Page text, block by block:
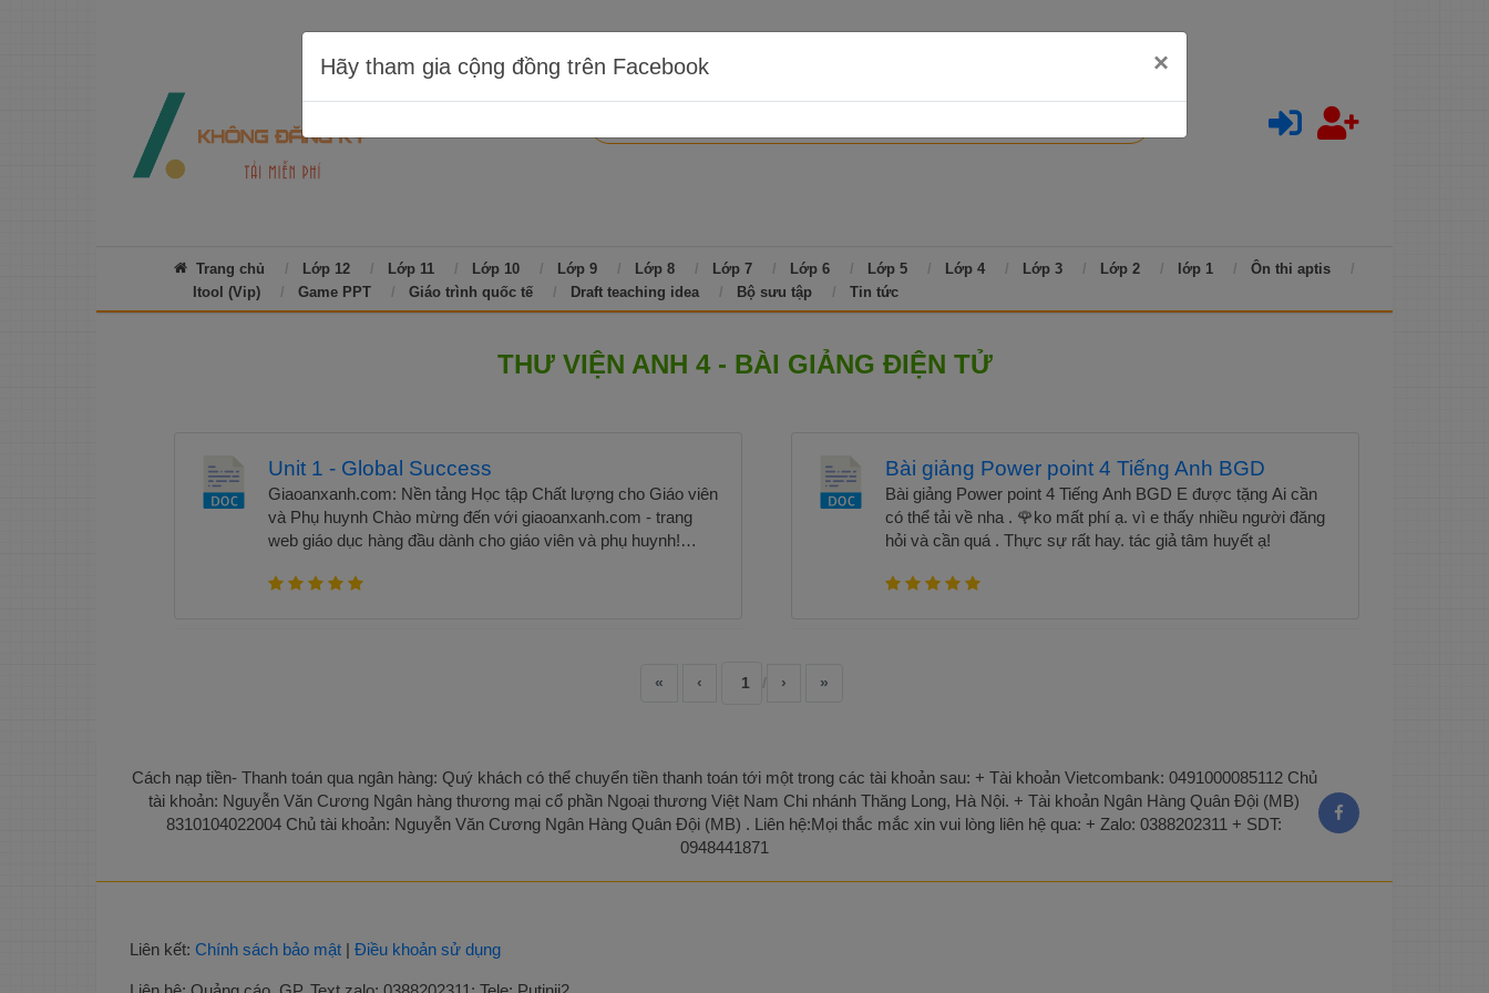
Trang chủ Lớp 12 Lớp 11 Lớp 10 Lớp 9 Lớp 8 Lớp 7 Lớp 6 Lớp 5 Lớp 4 Lớp 3 Lớp 2 lớp 1
Ôn thi aptis
Itool (Vip)
Game PPT Giáo trình quốc tế Draft teaching idea Bộ sưu tập Tin tức
THƯ VIỆN ANH 4 - BÀI GIẢNG ĐIỆN TỬ
Unit 1 - Global Success
Giaoanxanh.com: Nền tảng Học tập Chất lượng cho Giáo viên
và Phụ huynh Chào mừng đến với giaoanxanh.com - trang
web giáo dục hàng đầu dành cho giáo viên và phụ huynh!
các tài liệu giáo dục đa dạng và hữu ích để hỗ trợ công việc
giảng dạy, gợi ý bài giảng, bài kiểm tra, bài tập, và tài liệu tham
thao tác đơn giản. Với Giaoanxanh.com, giáo viên có thể tiết
kiệm thời gian và công sức trong việc lên kế hoạch giảng dạy.
Bạn sẽ không còn lo lắng về việc phải tạo ra các bài giảng
hoàn chỉnh từ đầu hay tìm kiếm tài liệu phù hợp. Chúng tôi đã
phát triển. Ngoài ra, Giaoanxanh.com cũng là một trang web
hữu ích cho phụ huynh. Bạn có thể tìm thấy tài liệu hướng dẫn
Bài giảng Power point 4 Tiếng Anh BGD
Bài giảng Power point 4 Tiếng Anh BGD E được tặng Ai cần
có thể tải về nha . 🌹ko mất phí ạ. vì e thấy nhiều người đăng
hỏi và cần quá . Thực sự rất hay. tác giả tâm huyết ạ!
« ‹ 1 › »
Cách nạp tiền- Thanh toán qua ngân hàng: Quý khách có thể chuyển tiền thanh toán tới một trong các tài khoản sau: + Tài khoản Vietcombank: 0491000085112 Chủ
tài khoản: Nguyễn Văn Cương Ngân hàng thương mại cổ phần Ngoại thương Việt Nam Chi nhánh Thăng Long, Hà Nội. + Tài khoản Ngân Hàng Quân Đội (MB)
8310104022004 Chủ tài khoản: Nguyễn Văn Cương Ngân Hàng Quân Đội (MB) . Liên hệ:Mọi thắc mắc xin vui lòng liên hệ qua: + Zalo: 0388202311 + SDT:
0948441871
Liên kết: Chính sách bảo mật | Điều khoản sử dụng
Hãy tham gia cộng đồng trên Facebook ×